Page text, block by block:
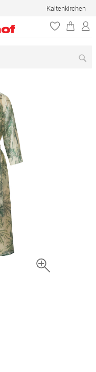
Kaltenkirchen